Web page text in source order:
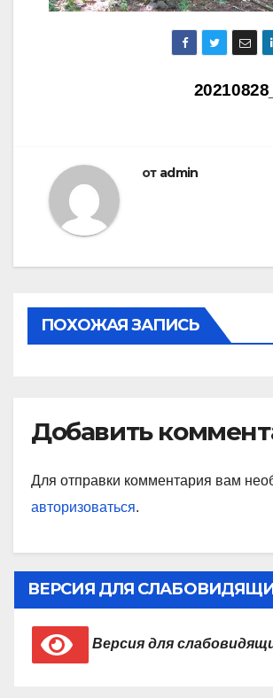
Навигация
записям
от admin
ПОХОЖАЯ ЗАПИСЬ
Добавить
Для отправки комментария вам
авторизоваться.
ВЕРСИЯ ДЛЯ
Версия для